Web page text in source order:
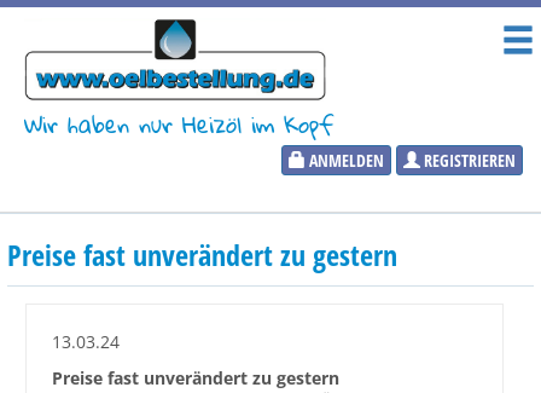
Wir haben nur Heizöl im Kopf
ANMELDEN REGISTRIEREN
Heizölpreise
Aktueller Heizölpreis
Preise fast unverändert zu gestern
13.03.24
Preise fast unverändert zu gestern